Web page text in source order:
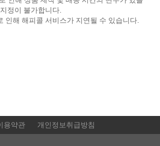
정이 불가합니다.
인해 해피콜 서비스가 지연될 수 있습니다.
용약관 개인정보취급방침